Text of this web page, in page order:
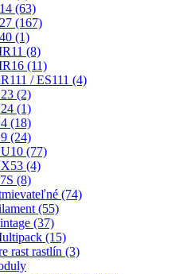
(63)
(167)
(1)
(8)
(11)
/ ES111 (4)
(2)
(1)
(18)
(24)
(77)
(4)
(8)
(74)
(55)
(37)
(15)
rast rastlín (3)